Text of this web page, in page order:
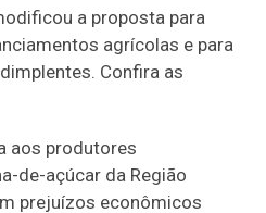
a proposta para
agrícolas e para
Confira as
aos produtores
de-açúcar da Região
prejuízos econômicos